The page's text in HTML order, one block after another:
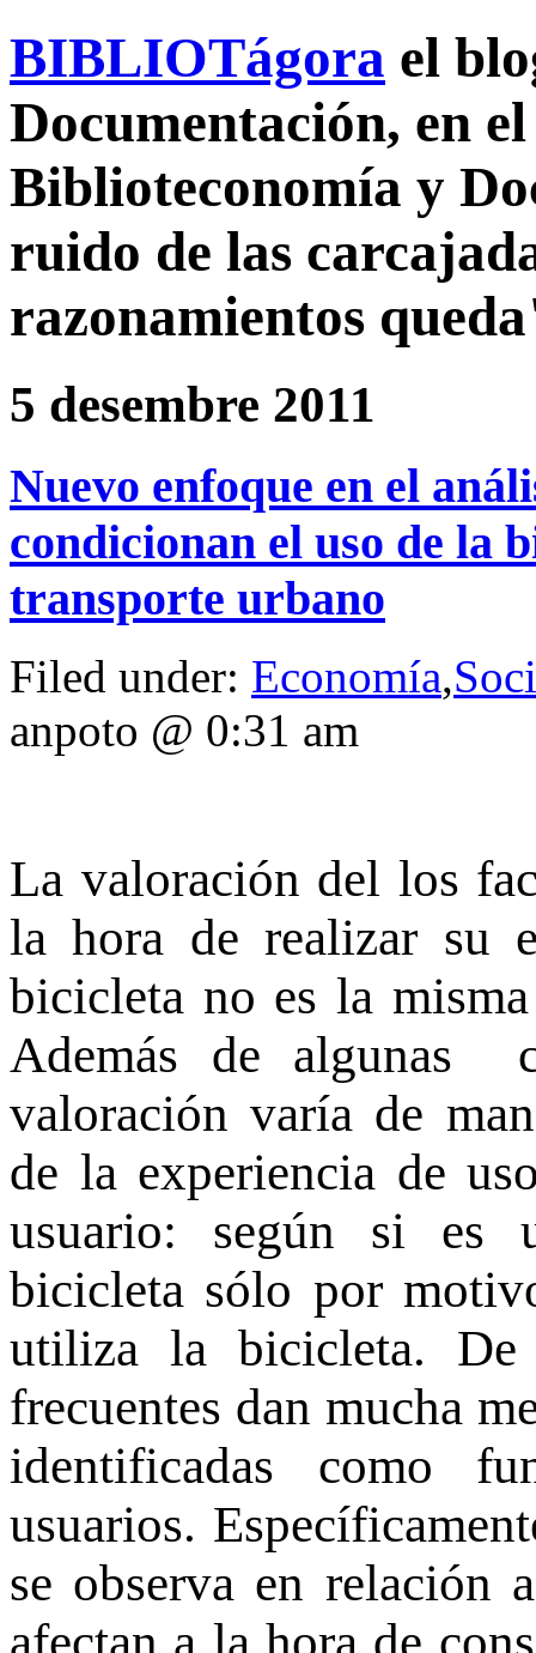
BIBLIOTágora el
Documentación, en
Biblioteconomía y
ruido de las
razonamientos
5 desembre 2011
Nuevo enfoque en el
condicionan el uso de la
transporte urbano
Filed under: Economía,
anpoto @ 0:31 am
La valoración del los
la hora de realizar su
bicicleta no es la
Además de algunas
valoración varía de
de la experiencia de
usuario: según si es
bicicleta sólo por
utiliza la bicicleta. De
frecuentes dan mucha
identificadas como
usuarios.
se observa en relación
afectan a la hora de